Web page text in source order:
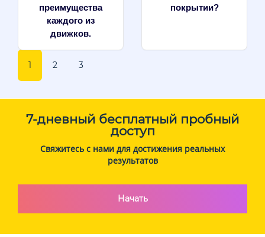
преимущества
каждого из
движков.
покрытии?
1 2 3
7-дневный бесплатный пробный
доступ
Свяжитесь с нами для достижения реальных
результатов
Начать